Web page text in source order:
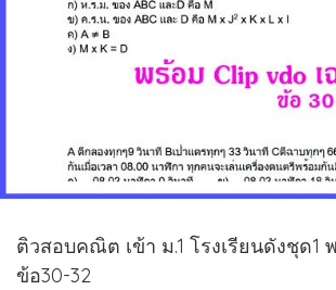
ติวสอบคณิต เข้า ม.1 โรงเรียนดังชุด1
ข้อ30-32